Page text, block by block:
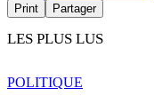
Print Partager
LES PLUS LUS
POLITIQUE